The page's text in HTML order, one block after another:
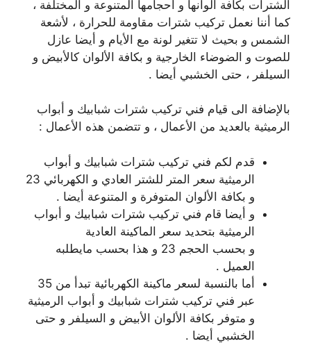
الشترات بكافة ألوانها و أحجامها المتنوعة و المختلفة ،
كما أننا نعمل تركيب شترات مقاومة للحرارة ، لأشعة
الشمس و بحيث لا تتغير لونة مع الأيام و أيضا عازل
للصوت و الضوضاء الخارجية و بكافة الألوان كالأبيض و
السيلفر ، حتى الخشبي أيضا .
بالإضافة الى قيام فني تركيب شترات شبابيك و أبواب
الرميثية بالعديد من الأعمال ، و تتضمن هذه الأعمال :
قدم لكم فني تركيب شترات شبابيك و أبواب
الرميثية سعر المتر للشتر العادي و الكهربائي 23
و بكافة الألوان المتوفرة و المتنوعة أيضا .
و أيضا قام فني تركيب شترات شبابيك و أبواب
الرميثية بتحديد سعر الماكينة العادية
و بحسب الحجم 23 و هذا بحسب مايطلبه
العميل .
أما بالنسبة لسعر ماكينة الكهربائية تبدأ من 35
عبر فني تركيب شترات شبابيك و أبواب الرميثية
و متوفر بكافة الألوان الأبيض و السيلفر و حتى
الخشبي أيضا .